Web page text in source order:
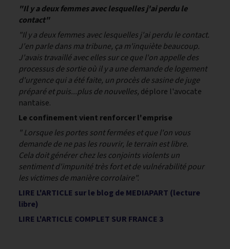
"Il y a deux femmes avec lesquelles j'ai perdu le
contact"
"Il y a deux femmes avec lesquelles j'ai perdu le contact.
J'en parle dans ma tribune, ça m'inquiète beaucoup.
J'avais travaillé avec elles sur ce que l'on appelle des
processus de sortie où il y a une demande de logement
d'urgence qui a été faite, un procès de sasine de juge
préparé et puis...plus de nouvelles, déplore l'avocate
nantaise.
Le confinement vient renforcer l'emprise
" Lorsque les portes sont fermées et que l'on vous
demande de ne pas les rouvrir, le terrain est libre.
Cela doit générer chez les conjoints violents un
sentiment d'impunité très fort et de vulnérabilité pour
les victimes de manière corrolaire".
LIRE L'ARTICLE sur le blog de MEDIAPART (lecture
libre)
LIRE L'ARTICLE COMPLET SUR FRANCE 3